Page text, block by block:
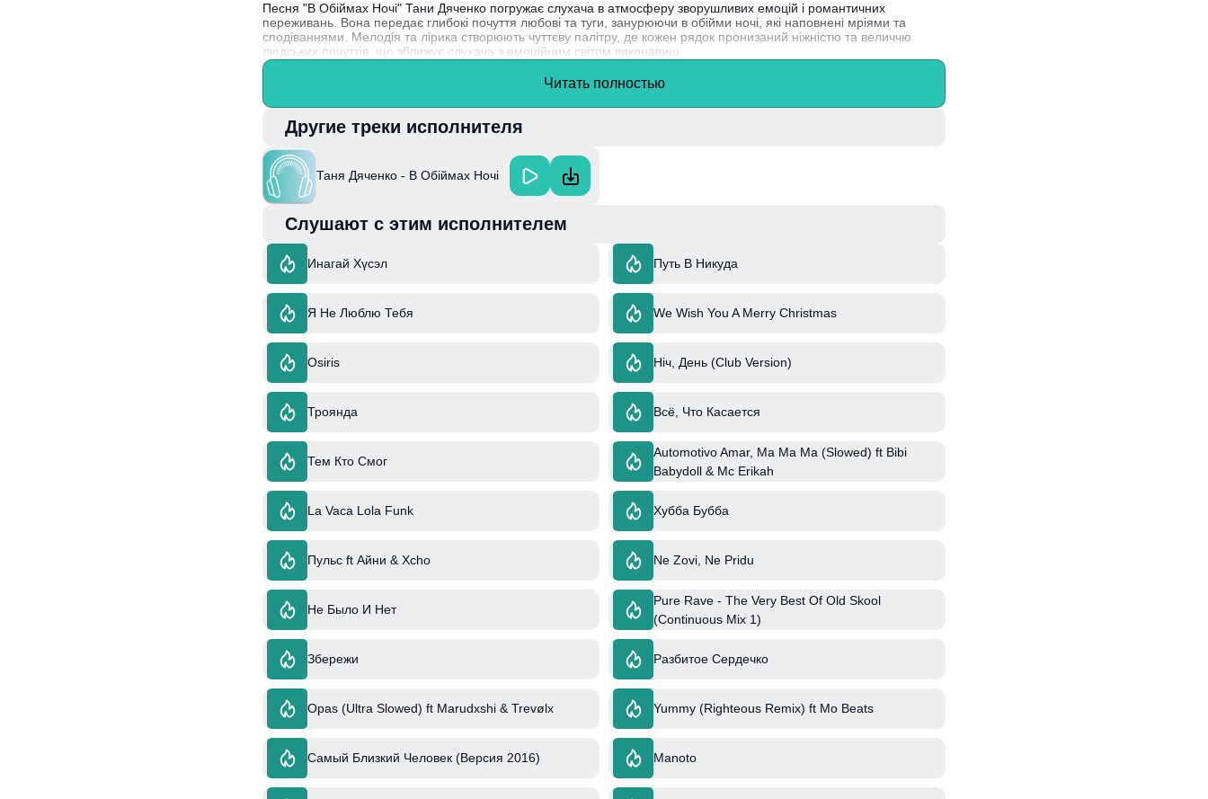
Песня "В Обіймах Ночі" Тани Дяченко погружає слухача в атмосферу зворушливих емоцій і романтичних
переживань. Вона передає глибокі почуття любові та туги, занурюючи в обійми ночі, які наповнені мріями та
сподіваннями. Мелодія та лірика створюють чуттєву палітру, де кожен рядок пронизаний ніжністю та величчю
людських почуттів, що зближує слухача з емоційним світом виконавиці.
Таня Дяченко – українська співачка, яка здобула популярність завдяки своїм щирим текстам та мелодіям, що
Читать полностью
Другие треки исполнителя
Таня Дяченко - В Обіймах Ночі
Слушают с этим исполнителем
Инагай Хүсэл Путь В Никуда
Я Не Люблю Тебя We Wish You A Merry Christmas
Osiris Ніч, День (Club Version)
Троянда Всё, Что Касается
Тем Кто Смог
Automotivo Amar, Ma Ma Ma (Slowed) ft Bibi
Babydoll & Mc Erikah
La Vaca Lola Funk Хубба Бубба
Пульс ft Айни & Xcho Ne Zovi, Ne Pridu
Не Было И Нет
Pure Rave - The Very Best Of Old Skool
(Continuous Mix 1)
Збережи Разбитое Сердечко
Opas (Ultra Slowed) ft Marudxshi & Trevølx Yummy (Righteous Remix) ft Mo Beats
Самый Близкий Человек (Версия 2016) Manoto